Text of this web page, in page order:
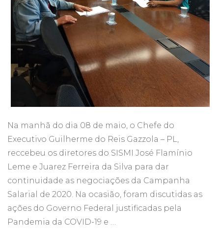
Na manhã do dia 08 de maio, o Chefe do
Executivo Guilherme do Reis Gazzola – PL,
reccebeu os diretores do SISMI José Flamínio
Leme e Juarez Ferreira da Silva para dar
continuidade as negociações da Campanha
Salarial de 2020. Na ocasião, foram discutidas as
ações do Governo Federal justificadas pela
Pandemia da COVID-19 e …